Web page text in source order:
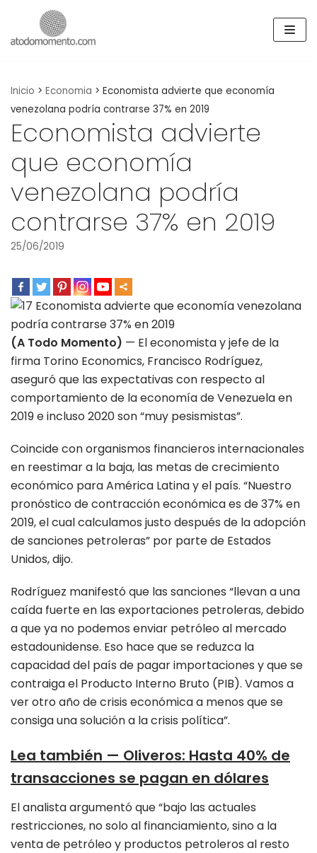
Skip
Inicio > Economia > Economista advierte que economía
venezolana podría contrarse 37% en 2019
Economista advierte
que economía
venezolana podría
contrarse 37% en 2019
25/06/2019
(A Todo Momento) — El economista y jefe de la
firma Torino Economics, Francisco Rodríguez,
aseguró que las expectativas con respecto al
comportamiento de la economía de Venezuela en
2019 e incluso 2020 son “muy pesismistas”.
Coincide con organismos financieros internacionales
en reestimar a la baja, las metas de crecimiento
económico para América Latina y el país. “Nuestro
pronóstico de contracción económica es de 37% en
2019, el cual calculamos justo después de la adopción
de sanciones petroleras” por parte de Estados
Unidos, dijo.
Rodríguez manifestó que las sanciones “llevan a una
caída fuerte en las exportaciones petroleras, debido
a que ya no podemos enviar petróleo al mercado
estadounidense. Eso hace que se reduzca la
capacidad del país de pagar importaciones y que se
contraiga el Producto Interno Bruto (PIB). Vamos a
ver otro año de crisis económica a menos que se
consiga una solución a la crisis política”.
Lea también — Oliveros: Hasta 40% de
transacciones se pagan en dólares
El analista argumentó que “bajo las actuales
restricciones, no solo al financiamiento, sino a la
venta de petróleo y productos petroleros al resto